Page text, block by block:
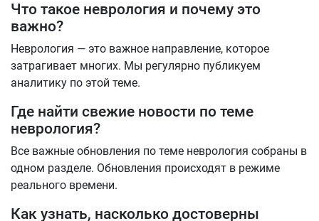
Что такое неврология и почему это
важно?
Неврология — это важное направление, которое
затрагивает многих. Мы регулярно публикуем
аналитику по этой теме.
Где найти свежие новости по теме
неврология?
Все важные обновления по теме неврология собраны в
одном разделе. Обновления происходят в режиме
реального времени.
Как узнать, насколько достоверны